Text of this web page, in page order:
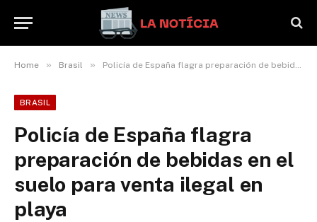
Home » Brasil » Policía de España flagra preparación de bebidas en el suelo para venta ilegal en playa
BRASIL
Policía de España flagra
preparación de bebidas en el
suelo para venta ilegal en
playa